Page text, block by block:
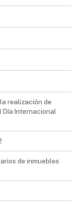
realización de
Día Internacional
de inmuebles